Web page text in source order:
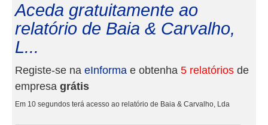
Aceda gratuitamente ao
relatório de Baia & Carvalho,
L...
Registe-se na eInforma e obtenha 5 relatórios de
empresa grátis
Em 10 segundos terá acesso ao relatório de Baia & Carvalho, Lda